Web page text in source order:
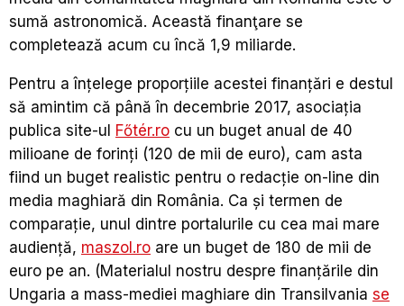
sumă astronomică. Această finanţare se
completează acum cu încă 1,9 miliarde.
Pentru a înțelege proporțiile acestei finanţări e destul
să amintim că până în decembrie 2017, asociaţia
publica site-ul Főtér.ro cu un buget anual de 40
milioane de forinți (120 de mii de euro), cam asta
fiind un buget realistic pentru o redacţie on-line din
media maghiară din România. Ca şi termen de
comparaţie, unul dintre portalurile cu cea mai mare
audienţă, maszol.ro are un buget de 180 de mii de
euro pe an. (Materialul nostru despre finanţările din
Ungaria a mass-mediei maghiare din Transilvania se